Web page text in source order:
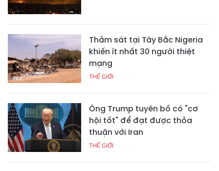
Thảm sát tại Tây Bắc Nigeria
khiến ít nhất 30 người thiệt
mạng
THẾ GIỚI
Ông Trump tuyên bố có "cơ
hội tốt" để đạt được thỏa
thuận với Iran
THẾ GIỚI